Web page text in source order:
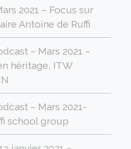
2021 – Focus sur
Antoine de Ruffi
– Mars 2021 –
héritage, ITW
– Mars 2021-
school group